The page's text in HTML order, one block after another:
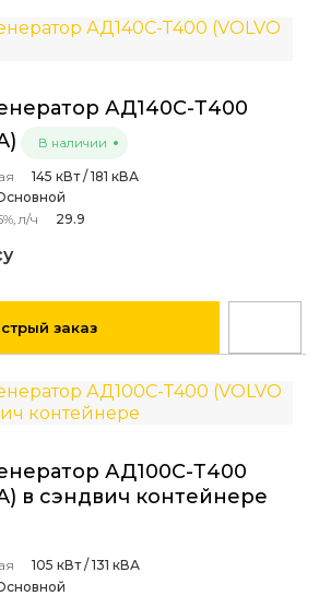
АД140С-Т400
В наличии
145 кВт / 181 кВА
л/ч
29.9
заказ
АД100С-Т400
в сэндвич контейнере
105 кВт / 131 кВА